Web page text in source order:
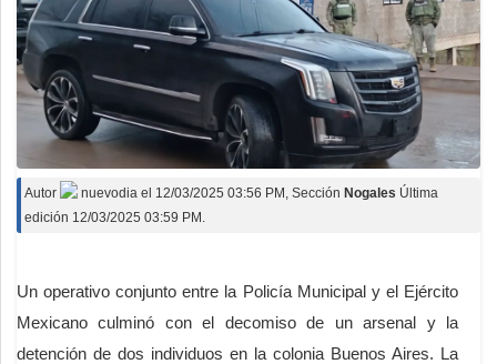
Autor nuevodia el 12/03/2025 03:56 PM , Sección Nogales Última
edición 12/03/2025 03:59 PM.
Un operativo conjunto entre la Policía Municipal y el Ejército
Mexicano culminó con el decomiso de un arsenal y la
detención de dos individuos en la colonia Buenos Aires. La